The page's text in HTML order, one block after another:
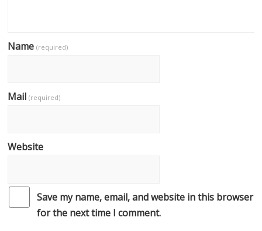
Name(required)
Mail(required)
Website
Save my name, email, and website in this browser
for the next time I comment.